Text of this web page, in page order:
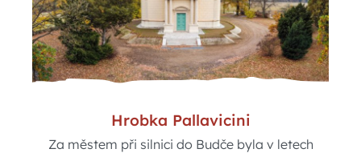
Hrobka Pallavicini
Za městem při silnici do Budče byla v letech